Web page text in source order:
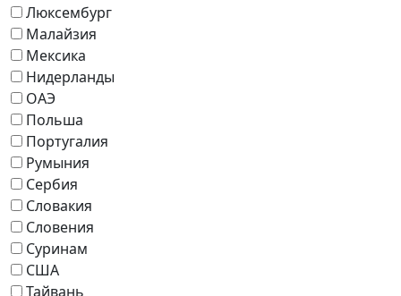
Люксембург
Малайзия
Мексика
Нидерланды
ОАЭ
Польша
Португалия
Румыния
Сербия
Словакия
Словения
Суринам
США
Тайвань